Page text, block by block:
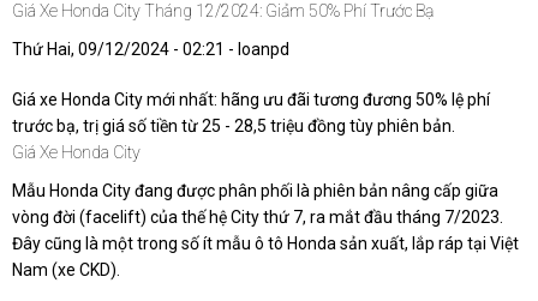
Giá Xe Honda City Tháng 12/2024: Giảm 50% Phí Trước Bạ
Thứ Hai, 09/12/2024 - 02:21 - loanpd
Giá xe Honda City mới nhất: hãng ưu đãi tương đương 50% lệ phí
trước bạ, trị giá số tiền từ 25 - 28,5 triệu đồng tùy phiên bản.
Giá Xe Honda City
Mẫu Honda City đang được phân phối là phiên bản nâng cấp giữa
vòng đời (facelift) của thế hệ City thứ 7, ra mắt đầu tháng 7/2023.
Đây cũng là một trong số ít mẫu ô tô Honda sản xuất, lắp ráp tại Việt
Nam (xe CKD).